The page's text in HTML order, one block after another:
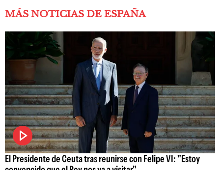
MÁS NOTICIAS DE ESPAÑA
El Presidente de Ceuta tras reunirse con Felipe VI: "Estoy